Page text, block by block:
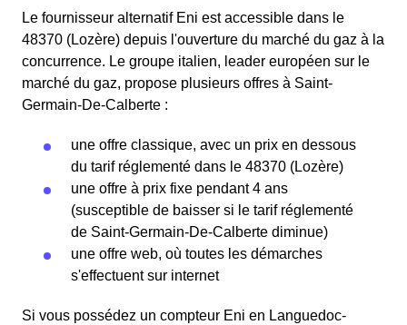
Le fournisseur alternatif Eni est accessible dans le
48370 (Lozère) depuis l'ouverture du marché du gaz à la
concurrence. Le groupe italien, leader européen sur le
marché du gaz, propose plusieurs offres à Saint-
Germain-De-Calberte :
une offre classique, avec un prix en dessous
du tarif réglementé dans le 48370 (Lozère)
une offre à prix fixe pendant 4 ans
(susceptible de baisser si le tarif réglementé
de Saint-Germain-De-Calberte diminue)
une offre web, où toutes les démarches
s'effectuent sur internet
Si vous possédez un compteur Eni en Languedoc-